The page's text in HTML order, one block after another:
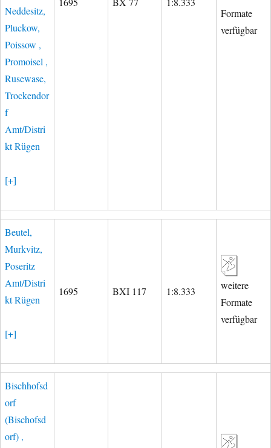
Neddesitz,
Pluckow,
Poissow ,
Promoisel ,
Rusewase,
Trockendor
f
Amt/Distri
kt Rügen
[+]
Formate
verfügbar
Beutel,
Murkvitz,
Poseritz
Amt/Distri
kt Rügen
[+]
1695 BXI 117 1:8.333
weitere
Formate
verfügbar
Bischhofsd
orf
(Bischofsd
orf) ,